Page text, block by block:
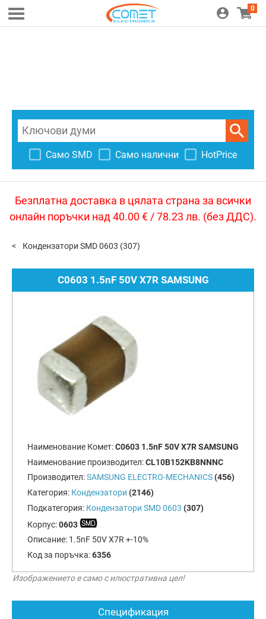
0
Само SMD Само налични HotPrice
Безплатна доставка в цялата страна за всички
онлайн поръчки над 40.00 € / 78.23 лв. (без ДДС).
Кондензатори SMD 0603 (307)
C0603 1.5nF 50V X7R SAMSUNG
Наименование Комет:C0603 1.5nF 50V X7R SAMSUNG
Наименование производител:CL10B152KB8NNNC
Производител:SAMSUNG ELECTRO-MECHANICS(456)
Категория: Кондензатори (2146)
Подкатегория: Кондензатори SMD 0603 (307)
Корпус:0603
Описание: 1.5nF 50V X7R +-10%
Код за поръчка:6356
Изображението е само с илюстративна цел!
Спецификация